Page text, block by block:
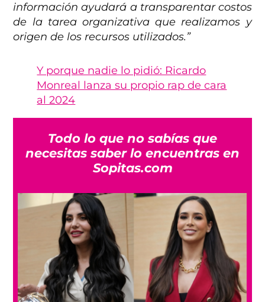
información ayudará a transparentar costos
de la tarea organizativa que realizamos y
origen de los recursos utilizados.”
Y porque nadie lo pidió: Ricardo
Monreal lanza su propio rap de cara
al 2024
Todo lo que no sabías que
necesitas saber lo encuentras en
Sopitas.com